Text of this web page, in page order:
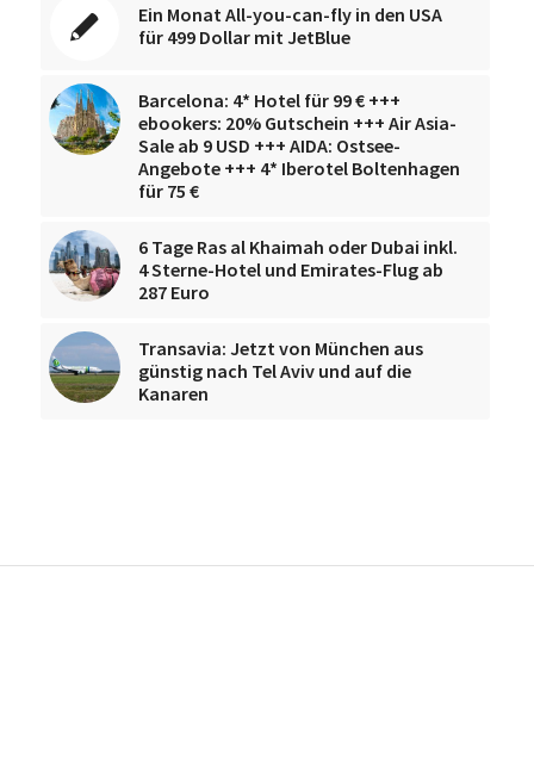
Ein Monat All-you-can-fly in den USA
für 499 Dollar mit JetBlue
Barcelona: 4* Hotel für 99 € +++
ebookers: 20% Gutschein +++ Air Asia-
Sale ab 9 USD +++ AIDA: Ostsee-
Angebote +++ 4* Iberotel Boltenhagen
für 75 €
6 Tage Ras al Khaimah oder Dubai inkl.
4 Sterne-Hotel und Emirates-Flug ab
287 Euro
Transavia: Jetzt von München aus
günstig nach Tel Aviv und auf die
Kanaren